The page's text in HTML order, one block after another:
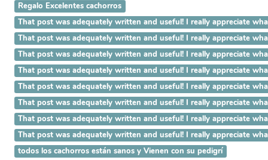
Regalo Excelentes cachorros
That post was adequately written and useful! I really appreciate
That post was adequately written and useful! I really appreciate
That post was adequately written and useful! I really appreciate
That post was adequately written and useful! I really appreciate
That post was adequately written and useful! I really appreciate
That post was adequately written and useful! I really appreciate
That post was adequately written and useful! I really appreciate
That post was adequately written and useful! I really appreciate
todos los cachorros están sanos y Vienen con su pedigrí